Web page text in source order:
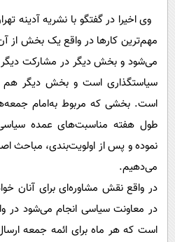
وی اخیرا در گفتگو با نشریه آدینه
مهم‌ترین کارها در واقع یک بخش از
می‌شود و بخش دیگر در مشارکت
سیاستگذاری است و بخش دیگر هم
است. بخشی که مربوط به‌امام
طول هفته مناسبت‌های عمده
نموده و پس از اولویت‌بندی، مباحث
می‌دهیم.
در واقع نقش مشاوره‌‌ای برای آنان
در معاونت سیاسی انجام می‌شود در
است که هر ماه برای ائمه جمعه